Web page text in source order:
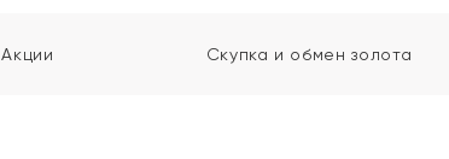
Акции Скупка и обмен золота